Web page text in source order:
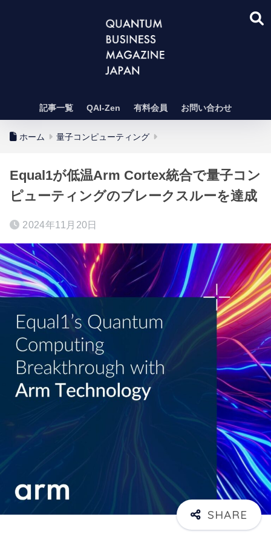
記事一覧 QAI-Zen 有料会員 お問い合わせ
ホーム 量子コンピューティング
Equal1が低温Arm Cortex統合で量子コン
ピューティングのブレークスルーを達成
2024年11月20日